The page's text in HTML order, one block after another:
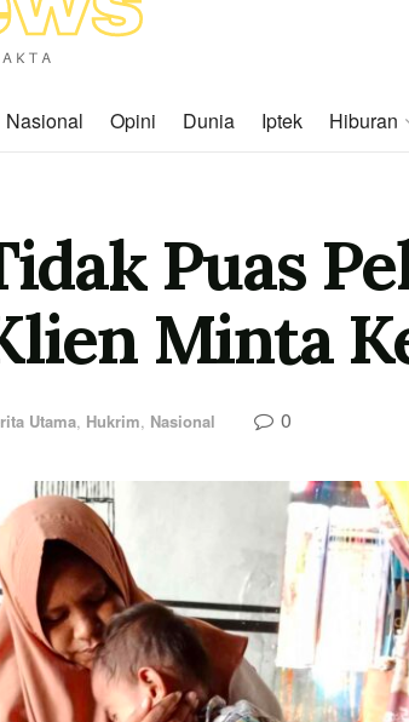
Nasional Opini Dunia Iptek Hiburan
Puas
Minta
Utama, Hukrim, Nasional 0